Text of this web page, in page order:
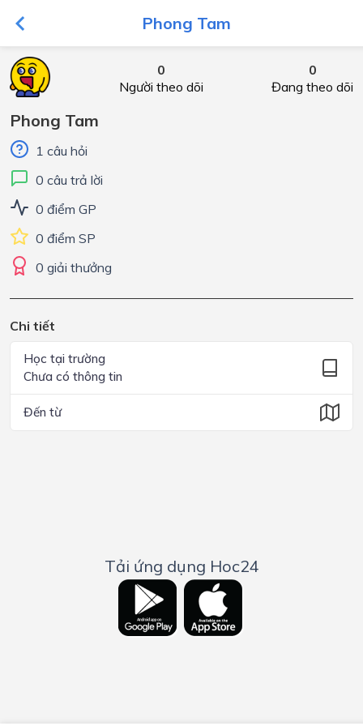
Phong Tam
0
Người theo dõi
0
Đang theo dõi
Phong Tam
1 câu hỏi
0 câu trả lời
0 điểm GP
0 điểm SP
0 giải thưởng
Chi tiết
Học tại trường
Chưa có thông tin
Đến từ
Tải ứng dụng Hoc24